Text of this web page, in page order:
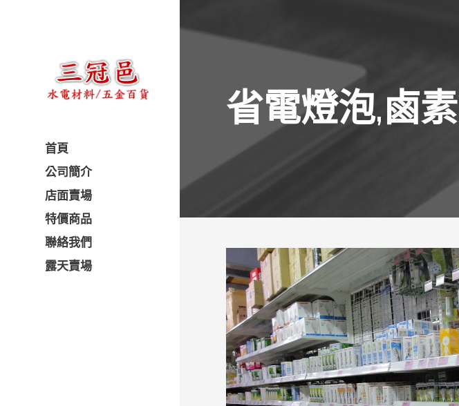
首頁
公司簡介
店面賣場
特價商品
聯絡我們
露天賣場
省電燈泡,鹵